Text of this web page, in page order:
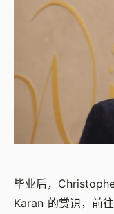
毕业后，
Karan 的赏识，前